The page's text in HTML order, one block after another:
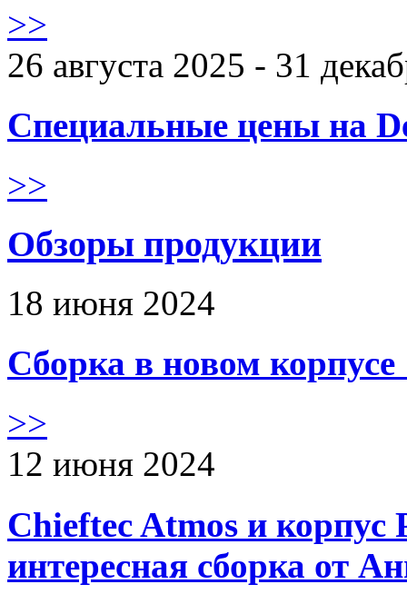
>>
26 августа 2025 - 31
Специальные цены на
>>
Обзоры продукции
18 июня 2024
Сборка в новом
>>
12 июня 2024
Chieftec Atmos и корпус
интересная сборка от